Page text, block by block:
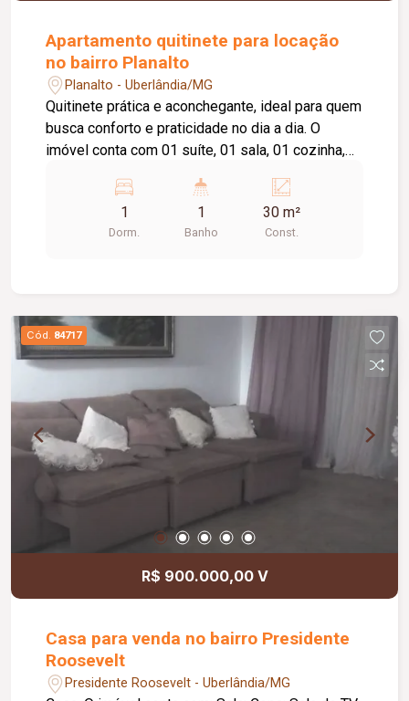
Apartamento quitinete para locação
no bairro Planalto
Planalto - Uberlândia/MG
Quitinete prática e aconchegante, ideal para quem
busca conforto e praticidade no dia a dia. O
imóvel conta com 01 suíte, 01 sala, 01 cozinha,
Excelente opção para solteiros, estudantes ou
1
Dorm.
1
Banho
30 m²
Const.
Cód. 84717
R$ 900.000,00 V
Casa para venda no bairro Presidente
Roosevelt
Presidente Roosevelt - Uberlândia/MG